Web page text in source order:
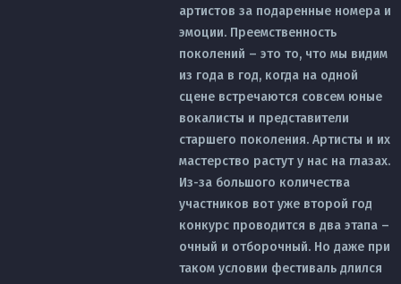
артистов за подаренные номера и
эмоции. Преемственность
поколений – это то, что мы видим
из года в год, когда на одной
сцене встречаются совсем юные
вокалисты и представители
старшего поколения. Артисты и их
мастерство растут у нас на глазах.
Из-за большого количества
участников вот уже второй год
конкурс проводится в два этапа –
очный и отборочный. Но даже при
таком условии фестиваль длился